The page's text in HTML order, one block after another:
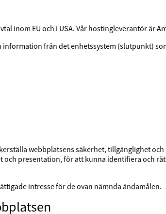
inom EU och i USA. Vår hostingleverantör är
från det enhetssystem (slutpunkt)
webbplatsens säkerhet, tillgänglighet
presentation, för att kunna identifiera och
intresse för de ovan nämnda ändamålen.